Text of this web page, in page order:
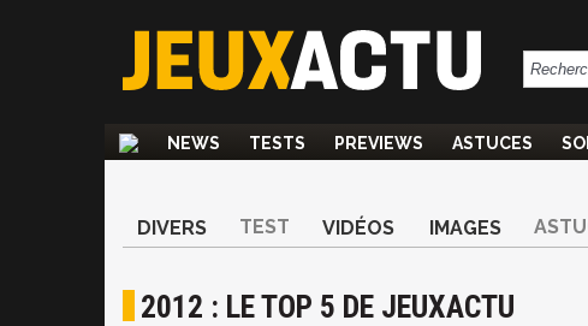
NEWS TESTS PREVIEWS ASTUCES
DIVERS TEST VIDÉOS IMAGES
2012 : LE TOP 5 DE JEUXACTU